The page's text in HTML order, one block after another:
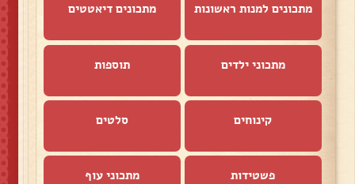
מתכונים למנות ראשונות מתכונים דיאטטים
מתכוני ילדים תוספות
קינוחים סלטים
פשטידות מתכוני עוף